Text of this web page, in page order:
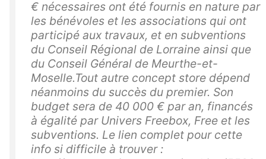
€ nécessaires ont été fournis en nature par
les bénévoles et les associations qui ont
participé aux travaux, et en subventions
du Conseil Régional de Lorraine ainsi que
du Conseil Général de Meurthe-et-
Moselle.Tout autre concept store dépend
néanmoins du succès du premier. Son
budget sera de 40 000 € par an, financés
à égalité par Univers Freebox, Free et les
subventions. Le lien complet pour cette
info si difficile à trouver :